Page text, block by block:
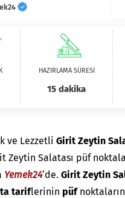
HAZIRLAMA SÜRESİ
15 dakika
ve Lezzetli Girit Zeytin
Zeytin Salatası püf
Yemek24‘de. Girit Zeytin
tariflerinin püf